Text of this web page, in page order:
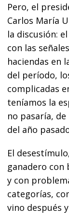
Pero, el
Carlos María
la discusión:
con las
haciendas en
del período,
complicadas
teníamos la
no pasaría,
del año
El
ganadero con
y con
categorías,
vino después